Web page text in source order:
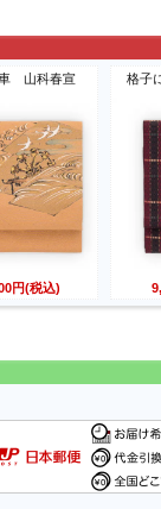
山科春宣
円(税込)
格子